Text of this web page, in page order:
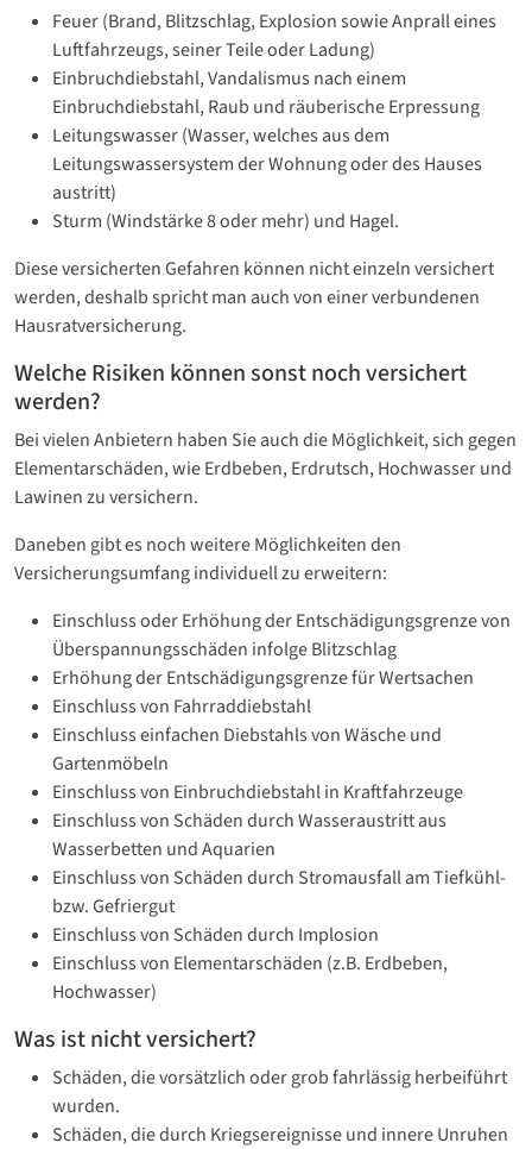
Feuer (Brand, Blitzschlag, Explosion sowie Anprall eines
Luftfahrzeugs, seiner Teile oder Ladung)
Einbruchdiebstahl, Vandalismus nach einem
Einbruchdiebstahl, Raub und räuberische Erpressung
Leitungswasser (Wasser, welches aus dem
Leitungswassersystem der Wohnung oder des Hauses
austritt)
Sturm (Windstärke 8 oder mehr) und Hagel.
Diese versicherten Gefahren können nicht einzeln versichert
werden, deshalb spricht man auch von einer verbundenen
Hausratversicherung.
Welche Risiken können sonst noch versichert
werden?
Bei vielen Anbietern haben Sie auch die Möglichkeit, sich gegen
Elementarschäden, wie Erdbeben, Erdrutsch, Hochwasser und
Lawinen zu versichern.
Daneben gibt es noch weitere Möglichkeiten den
Versicherungsumfang individuell zu erweitern:
Einschluss oder Erhöhung der Entschädigungsgrenze von
Überspannungsschäden infolge Blitzschlag
Erhöhung der Entschädigungsgrenze für Wertsachen
Einschluss von Fahrraddiebstahl
Einschluss einfachen Diebstahls von Wäsche und
Gartenmöbeln
Einschluss von Einbruchdiebstahl in Kraftfahrzeuge
Einschluss von Schäden durch Wasseraustritt aus
Wasserbetten und Aquarien
Einschluss von Schäden durch Stromausfall am Tiefkühl-
bzw. Gefriergut
Einschluss von Schäden durch Implosion
Einschluss von Elementarschäden (z.B. Erdbeben,
Hochwasser)
Was ist nicht versichert?
Schäden, die vorsätzlich oder grob fahrlässig herbeiführt
wurden.
Schäden, die durch Kriegsereignisse und innere Unruhen